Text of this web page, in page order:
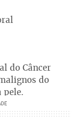
do Câncer
do
pele.